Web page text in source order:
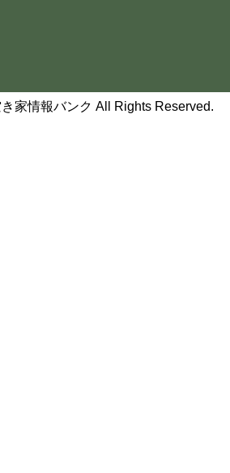
家情報バンク All Rights Reserved.